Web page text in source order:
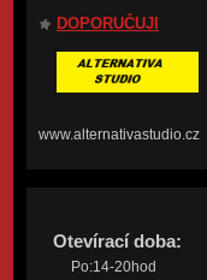
DOPORUČUJI
www.alternativastudio.cz
Otevírací doba:
Po:14-20hod